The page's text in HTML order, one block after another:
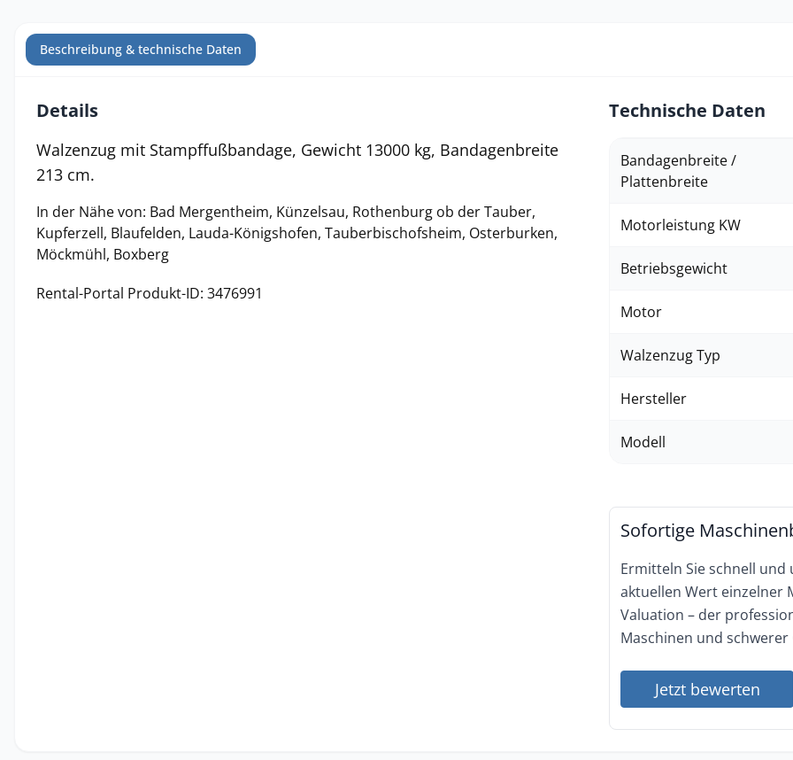
Beschreibung & technische Daten
Details
Walzenzug mit Stampffußbandage, Gewicht 13000 kg, Bandagenbreite
213 cm.
In der Nähe von: Bad Mergentheim, Künzelsau, Rothenburg ob der Tauber,
Kupferzell, Blaufelden, Lauda-Königshofen, Tauberbischofsheim, Osterburken,
Möckmühl, Boxberg
Rental-Portal Produkt-ID: 3476991
Technische Daten
Bandagenbreite /
Plattenbreite
Motorleistung KW
Betriebsgewicht
Motor
Walzenzug Typ
Hersteller
Modell
Sofortige
Ermitteln Sie schnell
aktuellen Wert einzelner
Valuation – der
Maschinen und schwerer
Jetzt bewerten